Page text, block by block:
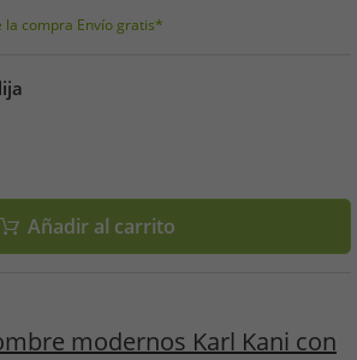
compra Envío gratis*
Añadir al carrito
modernos Karl Kani con